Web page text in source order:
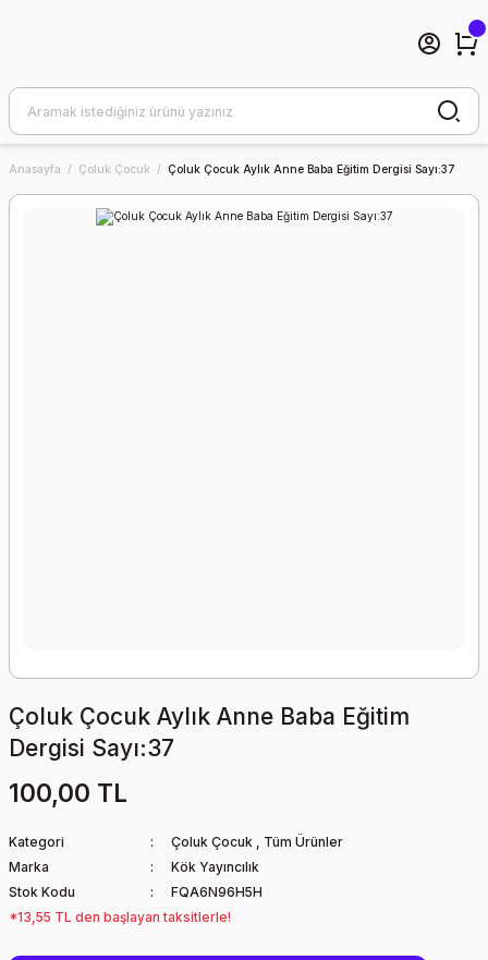
Anasayfa Çoluk Çocuk Çoluk Çocuk Aylık Anne Baba Eğitim Dergisi Sayı:37
Çoluk Çocuk Aylık Anne Baba Eğitim
Dergisi Sayı:37
100,00 TL
Kategori Çoluk Çocuk , Tüm Ürünler
Marka
Kök Yayıncılık
Stok Kodu
FQA6N96H5H
*13,55 TL den başlayan taksitlerle!